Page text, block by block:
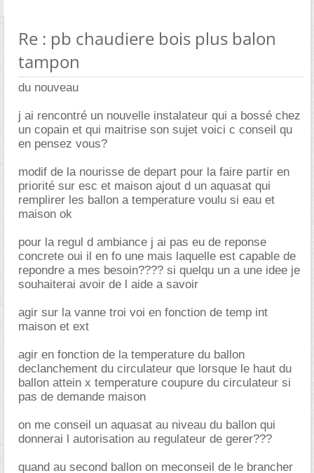
Re : pb chaudiere bois plus balon
tampon
du nouveau
j ai rencontré un nouvelle instalateur qui a bossé chez
un copain et qui maitrise son sujet voici c conseil qu
en pensez vous?
modif de la nourisse de depart pour la faire partir en
priorité sur esc et maison ajout d un aquasat qui
remplirer les ballon a temperature voulu si eau et
maison ok
pour la regul d ambiance j ai pas eu de reponse
concrete oui il en fo une mais laquelle est capable de
repondre a mes besoin???? si quelqu un a une idee je
souhaiterai avoir de l aide a savoir
agir sur la vanne troi voi en fonction de temp int
maison et ext
agir en fonction de la temperature du ballon
declanchement du circulateur que lorsque le haut du
ballon attein x temperature coupure du circulateur si
pas de demande maison
on me conseil un aquasat au niveau du ballon qui
donnerai l autorisation au regulateur de gerer???
quand au second ballon on meconseil de le brancher